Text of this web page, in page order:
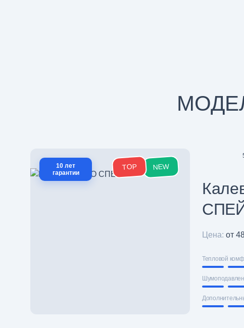
NEW
TOP
10 лет
гарантии
Цена: от
Тепловой